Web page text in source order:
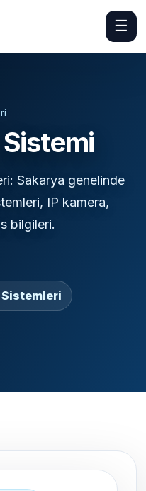
☰
Sistemi
Sakarya genelinde
IP kamera,
bilgileri.
Sistemleri